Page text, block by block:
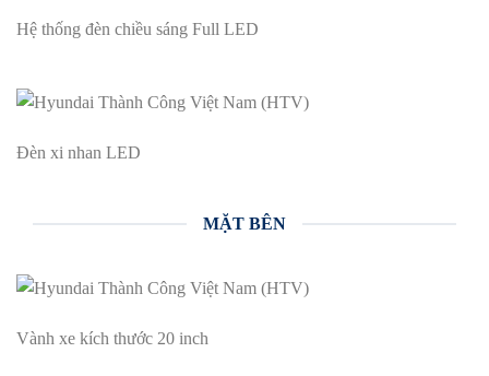
Hệ thống đèn chiều sáng Full LED
Đèn xi nhan LED
MẶT BÊN
Vành xe kích thước 20 inch